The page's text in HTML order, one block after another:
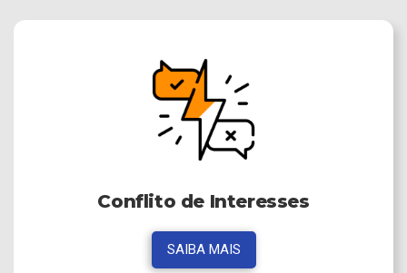
Conflito de Interesses
SAIBA MAIS